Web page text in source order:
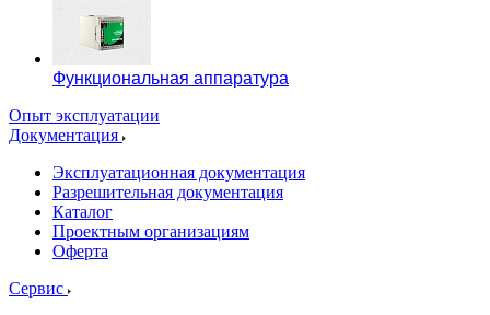
Функциональная аппаратура
Опыт эксплуатации
Документация
Эксплуатационная документация
Разрешительная документация
Каталог
Проектным организациям
Оферта
Сервис